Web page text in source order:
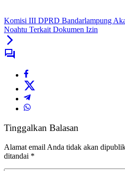
Komisi III DPRD Bandarlampung
Noahtu Terkait Dokumen Izin
Tinggalkan Balasan
Alamat email Anda tidak akan
ditandai *